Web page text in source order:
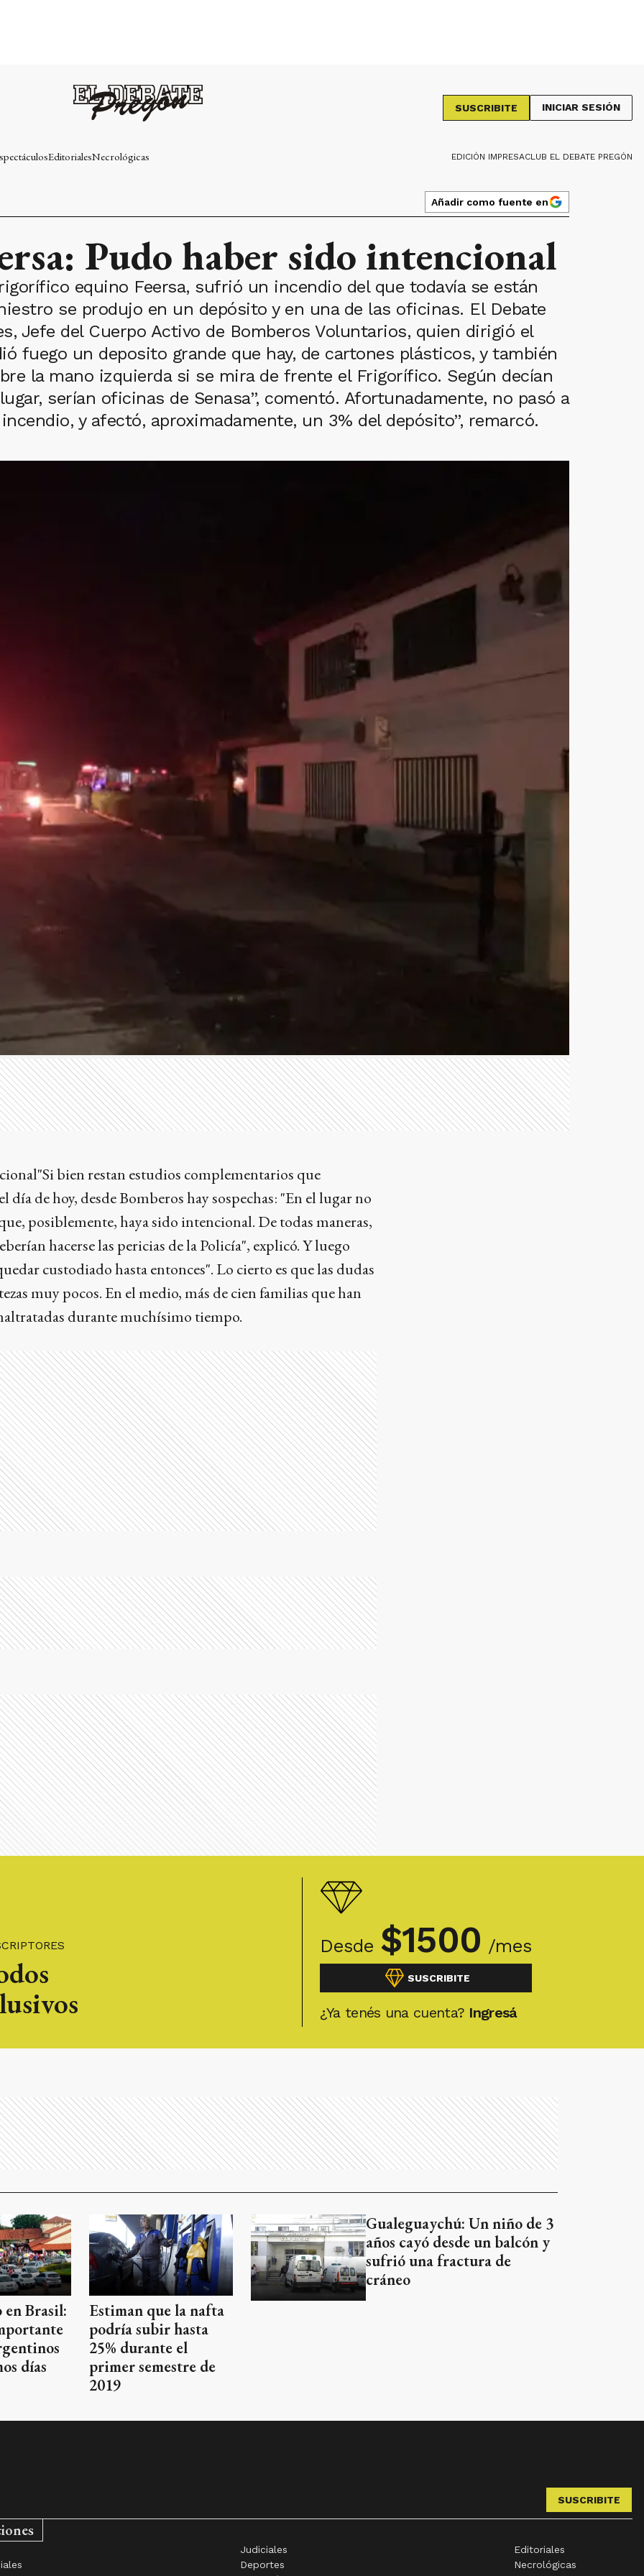
SUSCRIBITE INICIAR SESIÓN
EditorialesNecrológicas EDICIÓN IMPRESACLUB EL DEBATE PREGÓN
Añadir como fuente en
Pudo haber sido intencional
equino Feersa, sufrió un incendio del que todavía se están
se produjo en un depósito y en una de las oficinas. El Debate
Jefe del Cuerpo Activo de Bomberos Voluntarios, quien dirigió el
fuego un deposito grande que hay, de cartones plásticos, y también
la mano izquierda si se mira de frente el Frigorífico. Según decían
serían oficinas de Senasa”, comentó. Afortunadamente, no pasó a
y afectó, aproximadamente, un 3% del depósito”, remarcó.
Desde $1500 /mes
SUSCRIBITE
¿Ya tenés una cuenta? Ingresá
bien restan estudios complementarios que
día de hoy, desde Bomberos hay sospechas: "En el lugar no
posiblemente, haya sido intencional. De todas maneras,
hacerse las pericias de la Policía", explicó. Y luego
custodiado hasta entonces". Lo cierto es que las dudas
muy pocos. En el medio, más de cien familias que han
durante muchísimo tiempo.
Brasil:
días
Estiman que la nafta
podría subir hasta
25% durante el
primer semestre de
2019
Gualeguaychú: Un niño de 3
años cayó desde un balcón y
sufrió una fractura de
cráneo
SUSCRIBITE
Judiciales
Deportes
Editoriales
Necrológicas